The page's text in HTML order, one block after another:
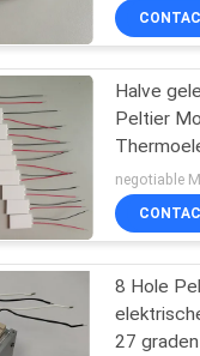
Halve
Peltier
Module
negotiable
8 Hole
27